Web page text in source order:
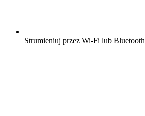
Strumieniuj przez Wi-Fi lub Bluetooth